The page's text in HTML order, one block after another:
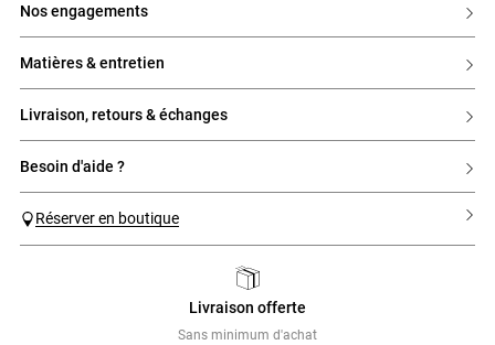
nos engagements
matières & entretien
livraison, retours & échanges
besoin d'aide ?
Réserver en boutique
Livraison offerte
Sans minimum d'achat